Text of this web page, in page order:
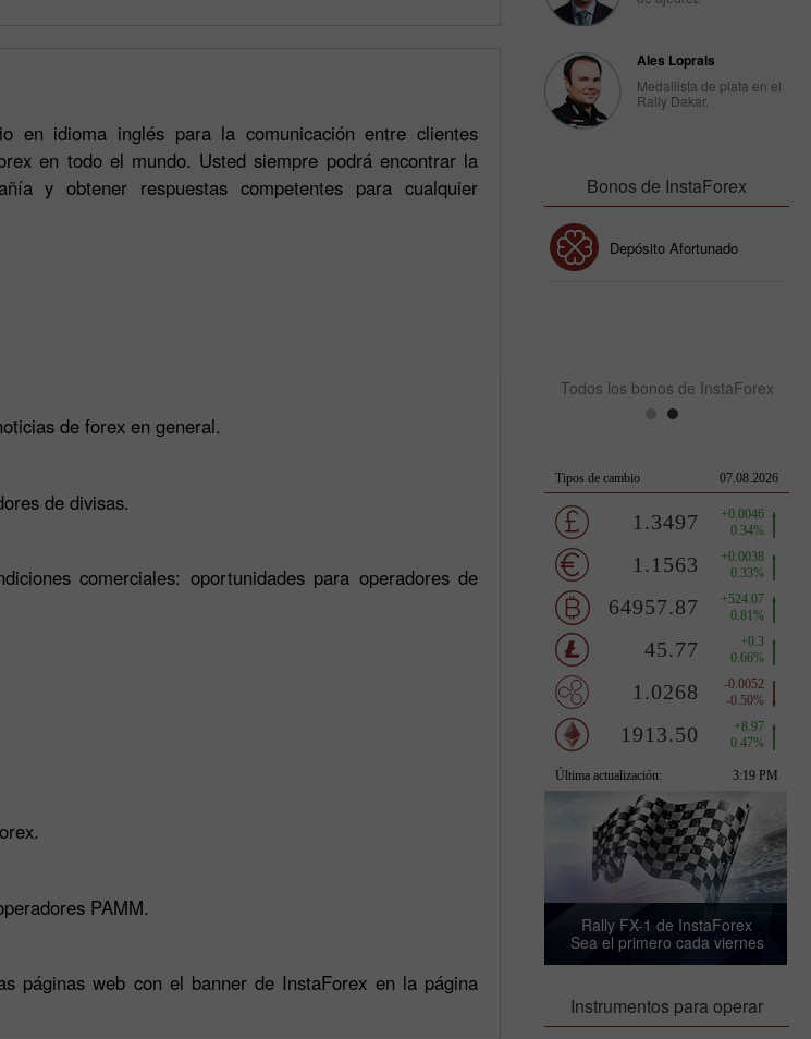
en idioma inglés para la comunicación entre clientes
en todo el mundo. Usted siempre podrá encontrar la
y obtener respuestas competentes para cualquier
de forex en general.
de divisas.
comerciales: oportunidades para operadores de
PAMM.
páginas web con el banner de InstaForex en la página
Ales Loprais
Medallista de plata en el
Rally Dakar.
Bonos de InstaForex
Depósito Afortunado
Todos los bonos de InstaForex
Rally FX-1 de InstaForex
Sea el primero cada viernes
Instrumentos para operar